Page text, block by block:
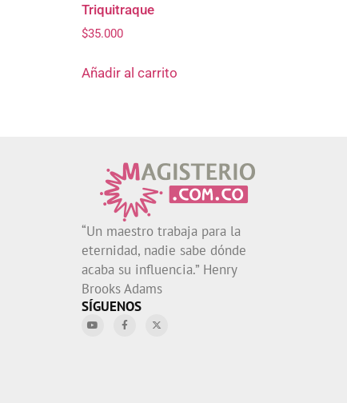
Triquitraque
$35.000
Añadir al carrito
“Un maestro trabaja para la
eternidad, nadie sabe dónde
acaba su influencia.” Henry
Brooks Adams
SÍGUENOS